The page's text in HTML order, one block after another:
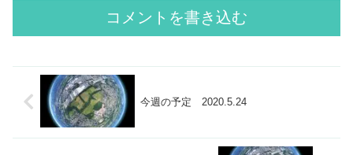
コメントを書き込む
今週の予定 2020.5.24